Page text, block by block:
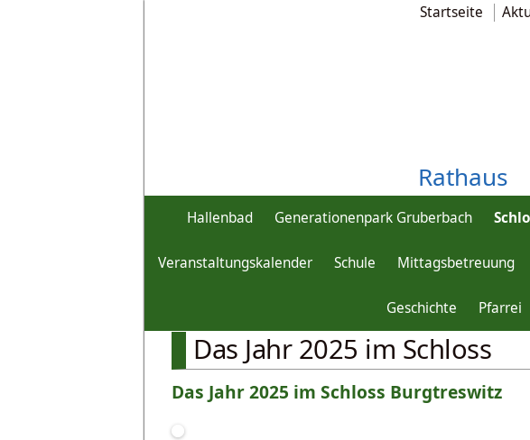
Startseite
Rathaus
Hallenbad Generationenpark Gruberbach
Veranstaltungskalender Schule Mittagsbetreuung
Geschichte Pfarrei
Das Jahr 2025 im Schloss
Das Jahr 2025 im Schloss Burgtreswitz